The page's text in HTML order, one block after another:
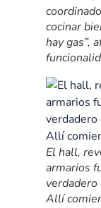
cocinar
hay gas”,
El hall,
armarios
Allí